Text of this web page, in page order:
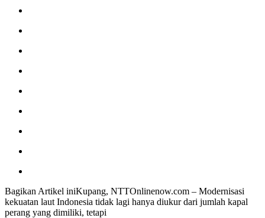
Bagikan Artikel iniKupang, NTTOnlinenow.com – Modernisasi
kekuatan laut Indonesia tidak lagi hanya diukur dari jumlah kapal
perang yang dimiliki, tetapi